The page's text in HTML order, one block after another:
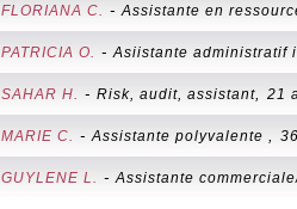
FLORIANA C. -Assistante en
PATRICIA O. -Asiistante administratif
SAHAR H. - Risk, audit, assistant, 21
MARIE C. -Assistante polyvalente ,
GUYLENE L. -Assistante